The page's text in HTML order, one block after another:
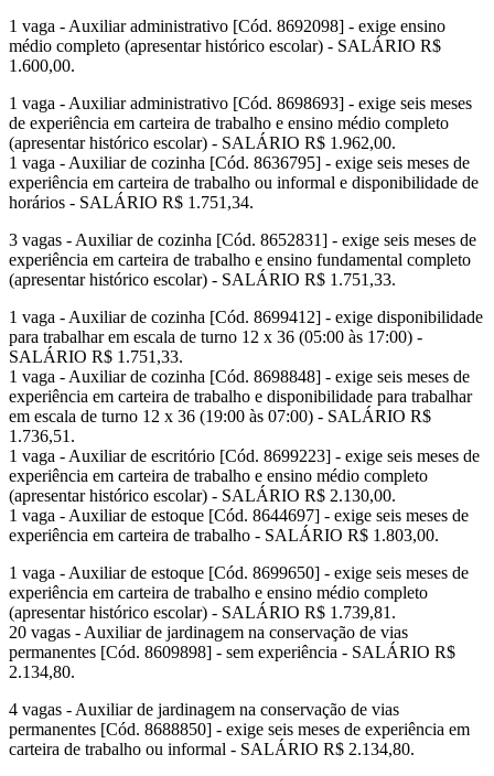
1 vaga - Auxiliar administrativo [Cód. 8692098] - exige ensino
médio completo (apresentar histórico escolar) - SALÁRIO R$
1.600,00.
1 vaga - Auxiliar administrativo [Cód. 8698693] - exige seis meses
de experiência em carteira de trabalho e ensino médio completo
(apresentar histórico escolar) - SALÁRIO R$ 1.962,00.
1 vaga - Auxiliar de cozinha [Cód. 8636795] - exige seis meses de
experiência em carteira de trabalho ou informal e disponibilidade de
horários - SALÁRIO R$ 1.751,34.
3 vagas - Auxiliar de cozinha [Cód. 8652831] - exige seis meses de
experiência em carteira de trabalho e ensino fundamental completo
(apresentar histórico escolar) - SALÁRIO R$ 1.751,33.
1 vaga - Auxiliar de cozinha [Cód. 8699412] - exige disponibilidade
para trabalhar em escala de turno 12 x 36 (05:00 às 17:00) -
SALÁRIO R$ 1.751,33.
1 vaga - Auxiliar de cozinha [Cód. 8698848] - exige seis meses de
experiência em carteira de trabalho e disponibilidade para trabalhar
em escala de turno 12 x 36 (19:00 às 07:00) - SALÁRIO R$
1.736,51.
1 vaga - Auxiliar de escritório [Cód. 8699223] - exige seis meses de
experiência em carteira de trabalho e ensino médio completo
(apresentar histórico escolar) - SALÁRIO R$ 2.130,00.
1 vaga - Auxiliar de estoque [Cód. 8644697] - exige seis meses de
experiência em carteira de trabalho - SALÁRIO R$ 1.803,00.
1 vaga - Auxiliar de estoque [Cód. 8699650] - exige seis meses de
experiência em carteira de trabalho e ensino médio completo
(apresentar histórico escolar) - SALÁRIO R$ 1.739,81.
20 vagas - Auxiliar de jardinagem na conservação de vias
permanentes [Cód. 8609898] - sem experiência - SALÁRIO R$
2.134,80.
4 vagas - Auxiliar de jardinagem na conservação de vias
permanentes [Cód. 8688850] - exige seis meses de experiência em
carteira de trabalho ou informal - SALÁRIO R$ 2.134,80.